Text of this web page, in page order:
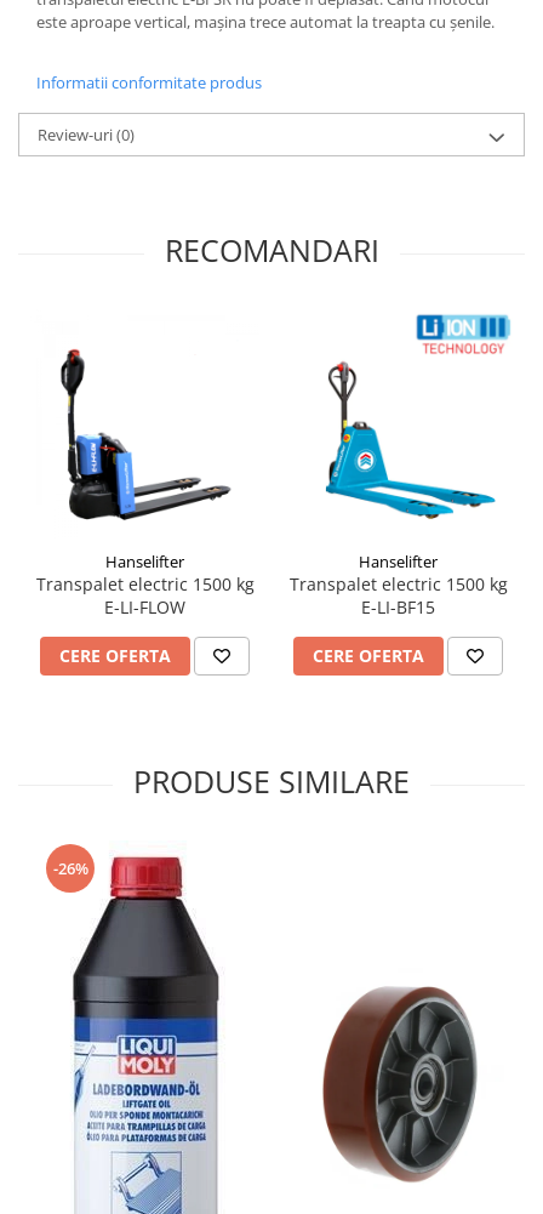
este aproape vertical, mașina trece automat la treapta cu șenile.
Informatii conformitate produs
Review-uri(0)
RECOMANDARI
Hanselifter
Transpalet electric 1500 kg
E-LI-FLOW
CERE OFERTA
Hanselifter
Transpalet electric 1500 kg
E-LI-BF15
CERE OFERTA
PRODUSE SIMILARE
-26%